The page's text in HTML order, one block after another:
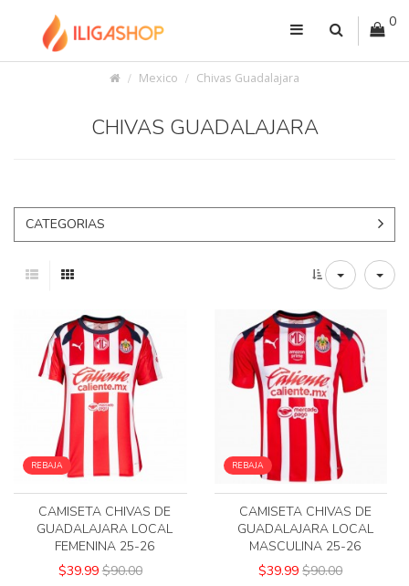
0
Mexico Chivas Guadalajara
CHIVAS GUADALAJARA
CATEGORIAS
REBAJA
CAMISETA CHIVAS DE
GUADALAJARA LOCAL
FEMENINA 25-26
$39.99 $90.00
REBAJA
CAMISETA CHIVAS DE
GUADALAJARA LOCAL
MASCULINA 25-26
$39.99 $90.00